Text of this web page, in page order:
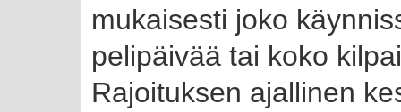
mukaisesti joko
pelipäivää tai koko
Rajoituksen ajallinen